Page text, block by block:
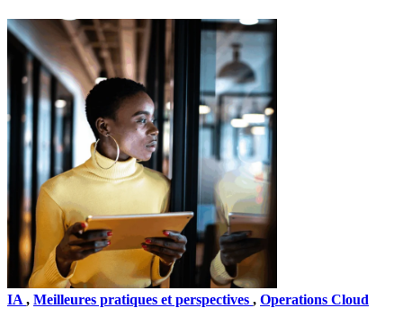
IA , Meilleures pratiques et perspectives , Operations Cloud